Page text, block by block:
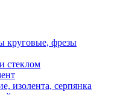
круговые, фрезы
стеклом
изолента, серпянка